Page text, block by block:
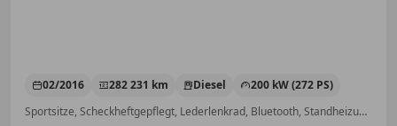
02/2016 282 231 km Diesel
200 kW (272 PS)
Sportsitze, Scheckheftgepflegt, Lederlenkrad, Bluetooth, Standheizung, Tagfahrlicht, Panoramadach, Einparkhilfe Rückfahrkamera